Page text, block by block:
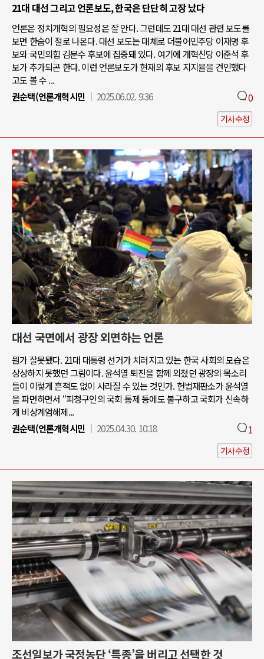
21대 대선 그리고 언론보도, 한국은 단단히 고장 났다
언론은 정치개혁의 필요성은 잘 안다. 그런데도 21대 대선 관련 보도를
보면 한숨이 절로 나온다. 대선 보도는 대체로 더불어민주당 이재명 후
보와 국민의힘 김문수 후보에 집중돼 있다. 여기에 개혁신당 이준석 후
보가 추가되곤 한다. 이런 언론보도가 현재의 후보 지지율을 견인했다
고도 볼 수 ...
권순택(언론개혁시민
2025.06.02. 9:36 0
기사수정
대선 국면에서 광장 외면하는 언론
뭔가 잘못됐다. 21대 대통령 선거가 치러지고 있는 한국 사회의 모습은
상상하지 못했던 그림이다. 윤석열 퇴진을 함께 외쳤던 광장의 목소리
들이 이렇게 흔적도 없이 사라질 수 있는 것인가. 헌법재판소가 윤석열
을 파면하면서 “피청구인의 국회 통제 등에도 불구하고 국회가 신속하
게 비상계엄해제...
권순택(언론개혁시민
2025.04.30. 10:18 1
기사수정
조선일보가 국정농단 ‘특종’을 버리고 선택한 것